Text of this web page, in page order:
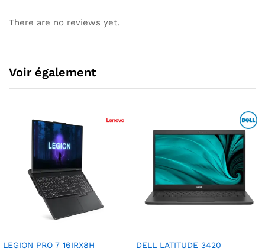
There are no reviews yet.
Voir également
LEGION PRO 7 16IRX8H DELL LATITUDE 3420